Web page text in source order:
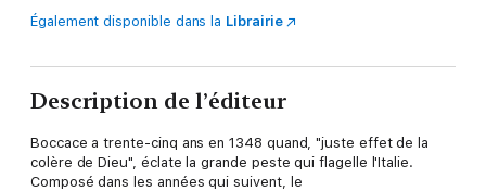
Également disponible dans la Librairie
Description de l’éditeur
Boccace a trente-cinq ans en 1348 quand, "juste effet de la
colère de Dieu", éclate la grande peste qui flagelle l'Italie.
Composé dans les années qui suivent, le